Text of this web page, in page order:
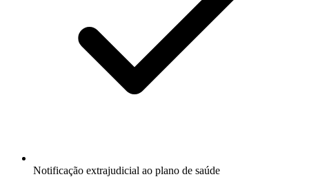
Notificação extrajudicial ao plano de saúde